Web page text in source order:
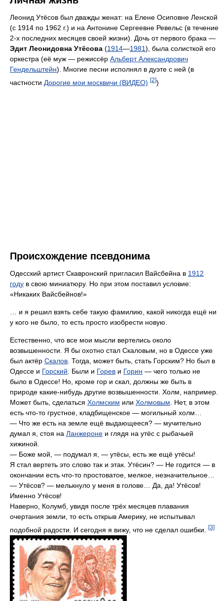
Леонид Утёсов был дважды женат: на Елене Осиповне Ленской
(с 1914 по 1962 г.) и на Антонине Сергеевне Ревельс (в течение
2-х последних месяцев своей жизни). Дочь от первого брака —
Эдит Леонидовна Утёсова (1914—1981), была солисткой его
оркестра (её муж — режиссёр Альберт Александрович
Гендельштейн). Многие песни исполнял в дуэте с ней (в
частности Дорогие мои москвичи (ВИДЕО) [2])
Происхождение псевдонима
Одесский артист Скавронский пригласил Вайсбейна в 1912
году в свою миниатюру. Но при этом поставил условие:
«Никаких Вайсбейнов!»
… и я решил взять себе такую фамилию, какой никогда ещё ни
у кого не было, то есть просто изобрести новую.
Естественно, что все мои мысли вертелись около
возвышенности. Я бы охотно стал Скаловым, но в Одессе уже
был актёр Скалов . Тогда, может быть, стать Горским? Но был в
Одессе и Горский . Были и Горев и Горин — чего только не
было в Одессе! Но, кроме гор и скал, должны же быть в
природе какие-нибудь другие возвышенности. Холм, например.
Может быть, сделаться Холмским или Холмовым . Нет, в этом
есть что-то грустное, кладбищенское — могильный холм…
— Что же есть на земле ещё выдающееся? — мучительно
думал я, стоя на Ланжероне и глядя на утёс с рыбачьей
хижиной.
— Боже мой, — подумал я, — утёсы, есть же ещё утёсы!
Я стал вертеть это слово так и этак. Утёсин? — Не годится — в
окончании есть что-то простоватое, мелкое, незначительное…
— Утёсов? — мелькнуло у меня в голове… Да, да! Утёсов!
Именно Утёсов!
Наверно, Колумб, увидя после трёх месяцев плавания
очертания земли, то есть открыв Америку, не испытывал
подобной радости. И сегодня я вижу, что не сделал ошибки.
[3]